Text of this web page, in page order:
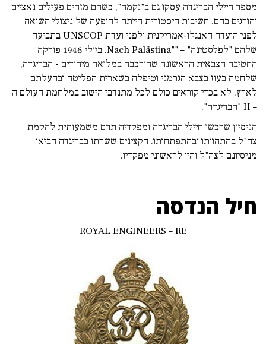
מספר חיילי הבריגדה עסקו גם ב"נקמה", כשהם מזהים פעילים נאציים
והורגים בהם. חשיבות היסטורית הייתה להופעה של ניצולי השואה
לפני הועדה האנגלו-אמריקנית ולפני ועדת UNSCOP בתביעה
שלהם "לפלסטינה" – ""Nach Palästina. ביולי 1946 פורקה
החטיבה הצבאית הראשונה שהורכבה במלואה מיהודים - הבריגדה,
שלחמה בעוז בצבא הגרמני וטיפלה בשארית הפליטה ובהעלתם
לארץ. לא בכדי קוראים כולם לכל מתנדבי הישוב במלחמת העולם ה
– II "הבריגדה".
הניסיון שרכשו חיילי הבריגדה ומפקדיה תרם משמעותית להקמת
צה"ל בהתהוותו ובהתפתחותו. הקצינים ששרתו בבריגדה הביאו
מניסיונם לצה"ל והיו לראשוני מפקדיו.
חיל הנדסה
ROYAL ENGINEERS – RE